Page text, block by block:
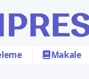
Makale